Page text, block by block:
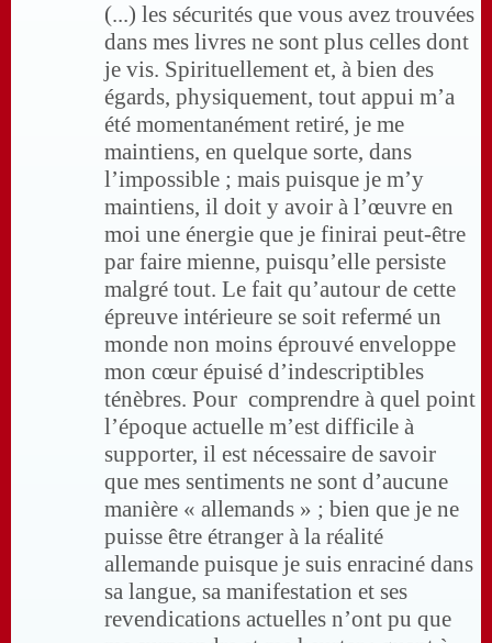
(...) les sécurités que vous avez trouvées
dans mes livres ne sont plus celles dont
je vis. Spirituellement et, à bien des
égards, physiquement, tout appui m’a
été momentanément retiré, je me
maintiens, en quelque sorte, dans
l’impossible ; mais puisque je m’y
maintiens, il doit y avoir à l’œuvre en
moi une énergie que je finirai peut-être
par faire mienne, puisqu’elle persiste
malgré tout. Le fait qu’autour de cette
épreuve intérieure se soit refermé un
monde non moins éprouvé enveloppe
mon cœur épuisé d’indescriptibles
ténèbres. Pour comprendre à quel point
l’époque actuelle m’est difficile à
supporter, il est nécessaire de savoir
que mes sentiments ne sont d’aucune
manière « allemands » ; bien que je ne
puisse être étranger à la réalité
allemande puisque je suis enraciné dans
sa langue, sa manifestation et ses
revendications actuelles n’ont pu que